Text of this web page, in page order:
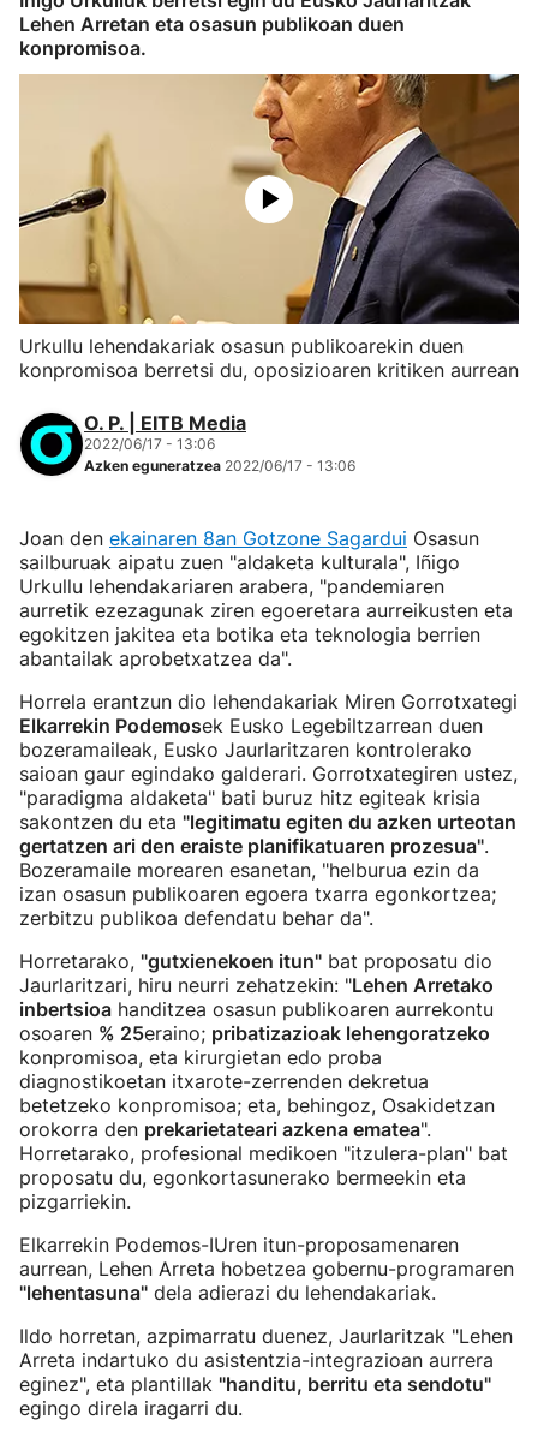
Lehen Arretan eta osasun publikoan duen
konpromisoa.
Urkullu lehendakariak osasun publikoarekin duen
konpromisoa berretsi du, oposizioaren kritiken aurrean
O. P. | EITB Media
2022/06/17 - 13:06
Azken eguneratzea 2022/06/17 - 13:06
Joan den ekainaren 8an Gotzone Sagardui Osasun
sailburuak aipatu zuen "aldaketa kulturala", Iñigo
Urkullu lehendakariaren arabera, "pandemiaren
aurretik ezezagunak ziren egoeretara aurreikusten eta
egokitzen jakitea eta botika eta teknologia berrien
abantailak aprobetxatzea da".
Horrela erantzun dio lehendakariak Miren Gorrotxategi
Elkarrekin Podemosek Eusko Legebiltzarrean duen
bozeramaileak, Eusko Jaurlaritzaren kontrolerako
saioan gaur egindako galderari. Gorrotxategiren ustez,
"paradigma aldaketa" bati buruz hitz egiteak krisia
sakontzen du eta "legitimatu egiten du azken urteotan
gertatzen ari den eraiste planifikatuaren prozesua".
Bozeramaile morearen esanetan, "helburua ezin da
izan osasun publikoaren egoera txarra egonkortzea;
zerbitzu publikoa defendatu behar da".
Horretarako, "gutxienekoen itun" bat proposatu dio
Jaurlaritzari, hiru neurri zehatzekin: "Lehen Arretako
inbertsioa handitzea osasun publikoaren aurrekontu
osoaren % 25eraino; pribatizazioak lehengoratzeko
konpromisoa, eta kirurgietan edo proba
diagnostikoetan itxarote-zerrenden dekretua
betetzeko konpromisoa; eta, behingoz, Osakidetzan
orokorra den prekarietateari azkena ematea".
Horretarako, profesional medikoen "itzulera-plan" bat
proposatu du, egonkortasunerako bermeekin eta
pizgarriekin.
Elkarrekin Podemos-IUren itun-proposamenaren
aurrean, Lehen Arreta hobetzea gobernu-programaren
"lehentasuna" dela adierazi du lehendakariak.
Ildo horretan, azpimarratu duenez, Jaurlaritzak "Lehen
Arreta indartuko du asistentzia-integrazioan aurrera
eginez", eta plantillak "handitu, berritu eta sendotu"
egingo direla iragarri du.